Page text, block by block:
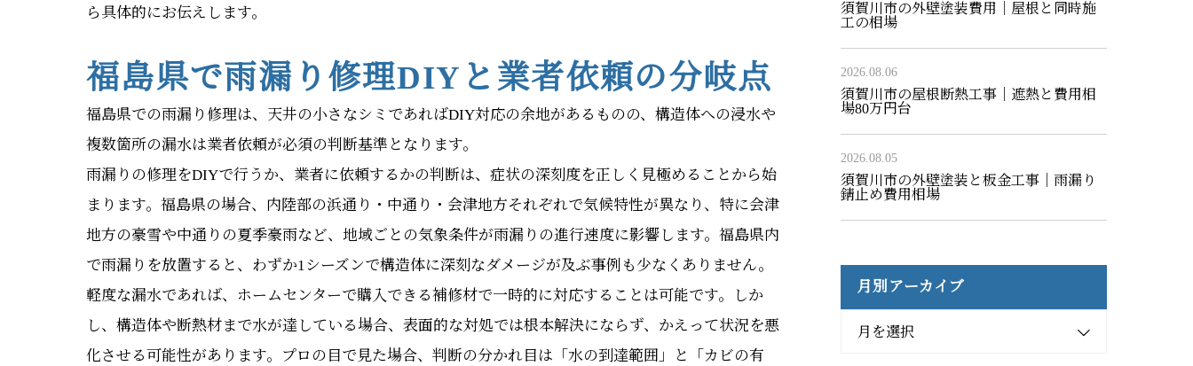
ら具体的にお伝えします。
福島県で雨漏り修理DIYと業者依頼の分岐点
福島県での雨漏り修理は、天井の小さなシミであればDIY対応の余地があるものの、構造体への浸水や
複数箇所の漏水は業者依頼が必須の判断基準となります。
雨漏りの修理をDIYで行うか、業者に依頼するかの判断は、症状の深刻度を正しく見極めることから始
まります。福島県の場合、内陸部の浜通り・中通り・会津地方それぞれで気候特性が異なり、特に会津
地方の豪雪や中通りの夏季豪雨など、地域ごとの気象条件が雨漏りの進行速度に影響します。福島県内
で雨漏りを放置すると、わずか1シーズンで構造体に深刻なダメージが及ぶ事例も少なくありません。
軽度な漏水であれば、ホームセンターで購入できる補修材で一時的に対応することは可能です。しか
し、構造体や断熱材まで水が達している場合、表面的な対処では根本解決にならず、かえって状況を悪
化させる可能性があります。プロの目で見た場合、判断の分かれ目は「水の到達範囲」と「カビの有
須賀川市の外壁塗装費用｜屋根と同時施
工の相場
2026.08.06
須賀川市の屋根断熱工事｜遮熱と費用相
場80万円台
2026.08.05
須賀川市の外壁塗装と板金工事｜雨漏り
錆止め費用相場
月別アーカイブ
月を選択